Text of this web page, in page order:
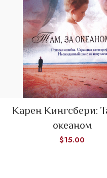
ADD TO CART
Карен Кингсбери:
океаном
$15.00